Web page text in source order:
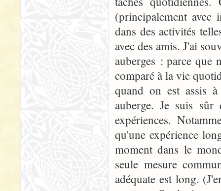
(principalement avec
dans des activités
avec des amis. J'ai
auberges : parce que
comparé à la vie
quand on est assis
auberge. Je suis
expériences.
qu'une expérience
moment dans le
seule mesure
adéquate est long.